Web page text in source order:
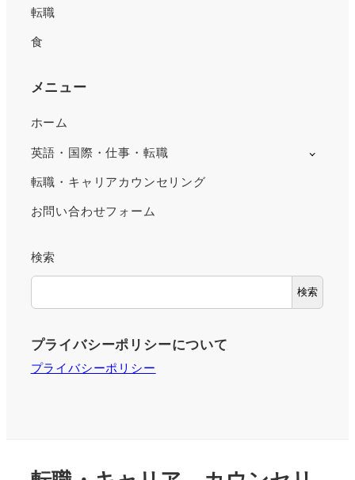
転職
食
メニュー
ホーム
英語・国際・仕事・転職
転職・キャリアカウンセリング
お問い合わせフォーム
検索
検索
プライバシーポリシーについて
プライバシーポリシー